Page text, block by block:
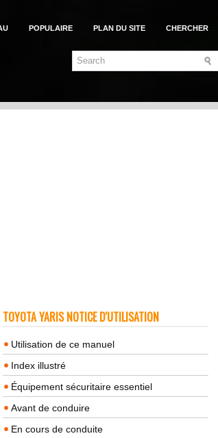
POPULAIRE PLAN DU SITE CHERCHER
TOYOTA YARIS NOTICE D'UTILISATION
Utilisation de ce manuel
Index illustré
Équipement sécuritaire essentiel
Avant de conduire
En cours de conduite